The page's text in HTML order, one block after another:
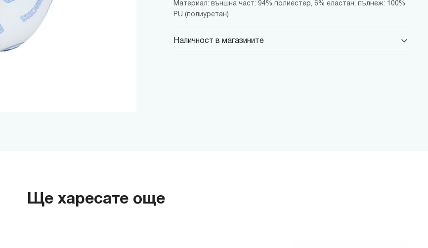
Материал: външна част: 94% полиестер, 6% еластан; пълнеж: 100%
PU (полиуретан)
Наличност в магазините
Ще харесате още